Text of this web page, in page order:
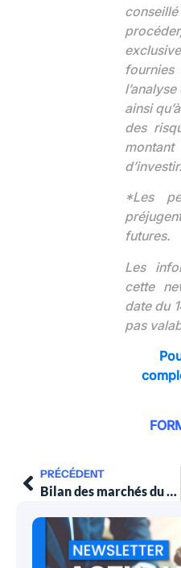
ainsi
des
d’investir.
*Les
futures.
Les
cette
date du
pas
PRÉCÉDENT
Bilan des marchés du 7 mars 2022